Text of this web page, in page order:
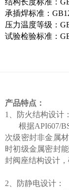
结构长度标准：
承插焊标准：
压力温度等级：
试验检验标准：
产品特点：
1、防火结构设计：
根据API607/
次级密封非金属
时初级金属密封
封阀座结构设计
2、防静电设计：